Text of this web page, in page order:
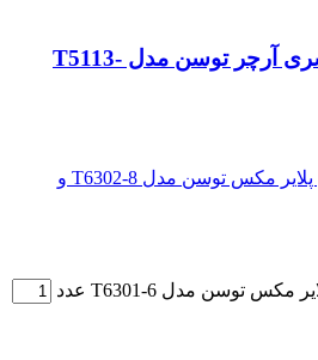
انبردست صنعتی 8.5 سری آرچر توسن مدل T5113-